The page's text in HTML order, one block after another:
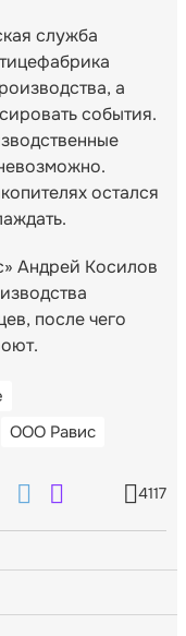
служба
а
события.
остался
Андрей Косилов
после чего
ООО Равис
4117